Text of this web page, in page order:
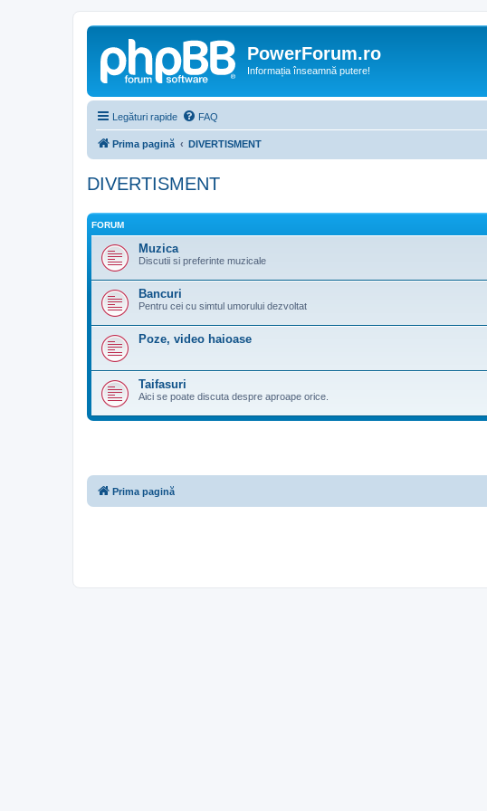
PowerForum.ro
Informația înseamnă putere!
Legături rapide FAQ
Prima pagină DIVERTISMENT
DIVERTISMENT
FORUM
Muzica
Discutii si preferinte muzicale
Bancuri
Pentru cei cu simtul umorului dezvoltat
Poze, video haioase
Taifasuri
Aici se poate discuta despre aproape orice.
Prima pagină